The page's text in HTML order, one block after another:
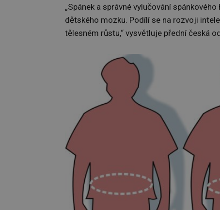
„Spánek a správné vylučování
dětského mozku. Podílí se na rozvoji
tělesném růstu,“ vysvětluje přední česká